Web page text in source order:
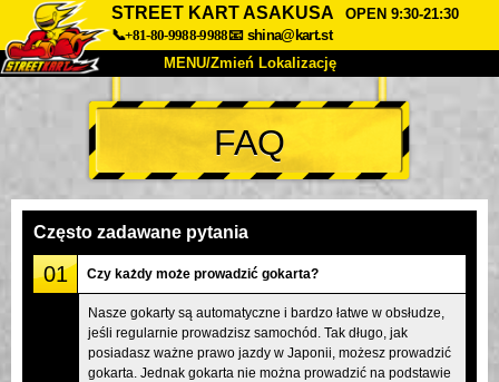
STREET KART ASAKUSA
OPEN 9:30-21:30
📞+81-80-9988-9988📧 shina@kart.st
MENU/Zmień Lokalizację
TOP
O nas Specyfikacja Cena
Opinie
Firma
Zmień Lokalizację
Tokyo Shinagawa Tokyo Akihabara#1
Tokyo Akihabara#2 Tokyo Shibuya
Tokyo Shibuya Annex Tokyo Bay
FAQ
Często zadawane pytania
01 Czy każdy może prowadzić gokarta?
Nasze gokarty są automatyczne i bardzo łatwe w obsłudze,
jeśli regularnie prowadzisz samochód. Tak długo, jak
posiadasz ważne prawo jazdy w Japonii, możesz prowadzić
gokarta. Jednak gokarta nie można prowadzić na podstawie